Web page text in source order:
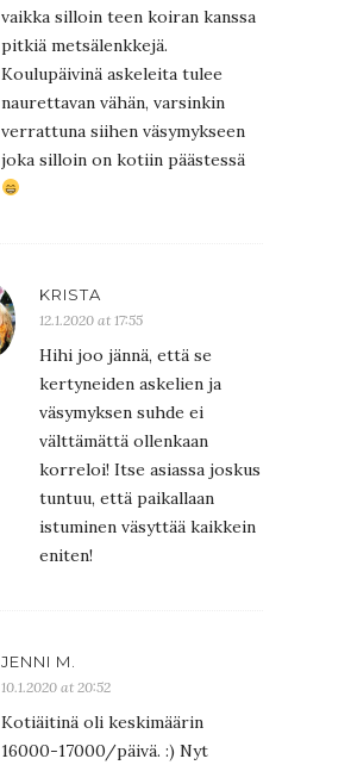
vaikka silloin teen koiran kanssa
pitkiä metsälenkkejä.
Koulupäivinä askeleita tulee
naurettavan vähän, varsinkin
verrattuna siihen väsymykseen
joka silloin on kotiin päästessä
KRISTA
12.1.2020 at 17:55
Hihi joo jännä, että se
kertyneiden askelien ja
väsymyksen suhde ei
välttämättä ollenkaan
korreloi! Itse asiassa joskus
tuntuu, että paikallaan
istuminen väsyttää kaikkein
eniten!
JENNI M.
10.1.2020 at 20:52
Kotiäitinä oli keskimäärin
16000-17000/päivä. :) Nyt